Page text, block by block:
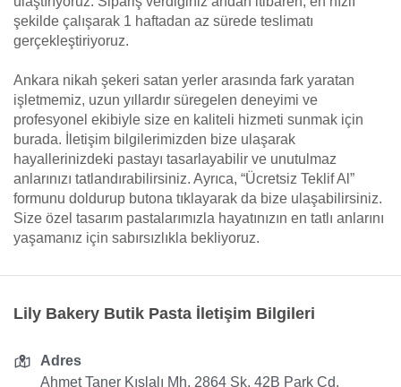
şekilde çalışarak 1 haftadan az sürede teslimatı
gerçekleştiriyoruz.
Ankara nikah şekeri satan yerler arasında fark yaratan
işletmemiz, uzun yıllardır süregelen deneyimi ve
profesyonel ekibiyle size en kaliteli hizmeti sunmak için
burada. İletişim bilgilerimizden bize ulaşarak
hayallerinizdeki pastayı tasarlayabilir ve unutulmaz
anlarınızı tatlandırabilirsiniz. Ayrıca, “Ücretsiz Teklif Al”
formunu doldurup butona tıklayarak da bize ulaşabilirsiniz.
Size özel tasarım pastalarımızla hayatınızın en tatlı anlarını
yaşamanız için sabırsızlıkla bekliyoruz.
Lily Bakery Butik Pasta İletişim Bilgileri
Adres
Ahmet Taner Kışlalı Mh. 2864 Sk. 42B Park Cd.